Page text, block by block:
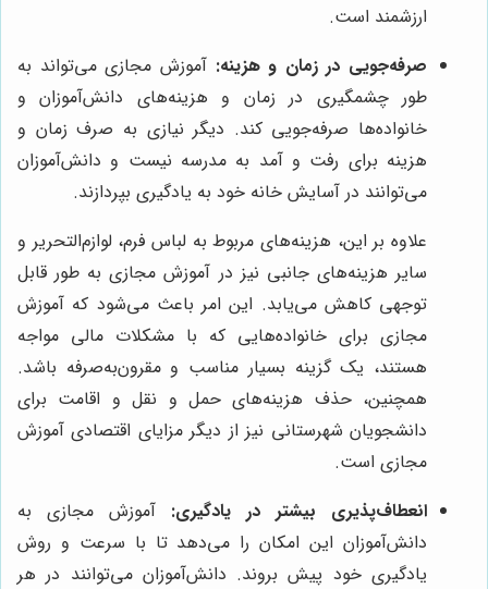
ارزشمند است.
صرفه‌جویی در زمان و هزینه: آموزش مجازی می‌تواند به
طور چشمگیری در زمان و هزینه‌های دانش‌آموزان و
خانواده‌ها صرفه‌جویی کند. دیگر نیازی به صرف زمان و
هزینه برای رفت و آمد به مدرسه نیست و دانش‌آموزان
می‌توانند در آسایش خانه خود به یادگیری بپردازند.
علاوه بر این، هزینه‌های مربوط به لباس فرم، لوازم‌التحریر و
سایر هزینه‌های جانبی نیز در آموزش مجازی به طور قابل
توجهی کاهش می‌یابد. این امر باعث می‌شود که آموزش
مجازی برای خانواده‌هایی که با مشکلات مالی مواجه
هستند، یک گزینه بسیار مناسب و مقرون‌به‌صرفه باشد.
همچنین، حذف هزینه‌های حمل و نقل و اقامت برای
دانشجویان شهرستانی نیز از دیگر مزایای اقتصادی آموزش
مجازی است.
انعطاف‌پذیری بیشتر در یادگیری: آموزش مجازی به
دانش‌آموزان این امکان را می‌دهد تا با سرعت و روش
یادگیری خود پیش بروند. دانش‌آموزان می‌توانند در هر